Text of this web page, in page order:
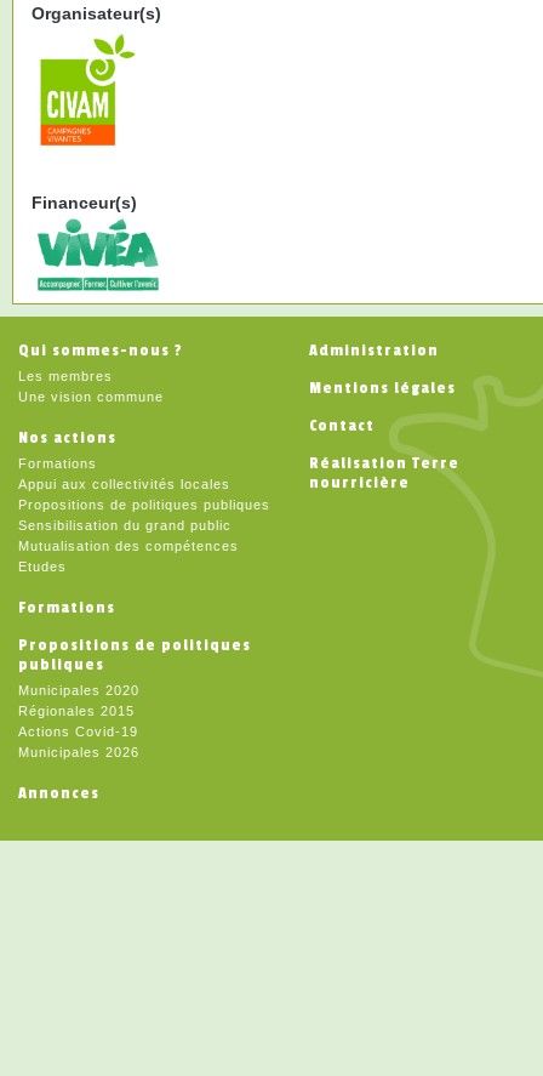
Organisateur(s)
Financeur(s)
Qui sommes-nous ?
Les membres
Une vision commune
Nos actions
Formations
Appui aux collectivités locales
Propositions de politiques publiques
Sensibilisation du grand public
Mutualisation des compétences
Etudes
Formations
Propositions de politiques
publiques
Municipales 2020
Régionales 2015
Actions Covid-19
Municipales 2026
Annonces
Administration
Mentions légales
Contact
Réalisation Terre
nourricière